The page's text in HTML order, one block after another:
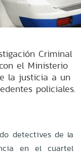
Criminal
el Ministerio
la justicia a un
policiales.
detectives de la
en el cuartel